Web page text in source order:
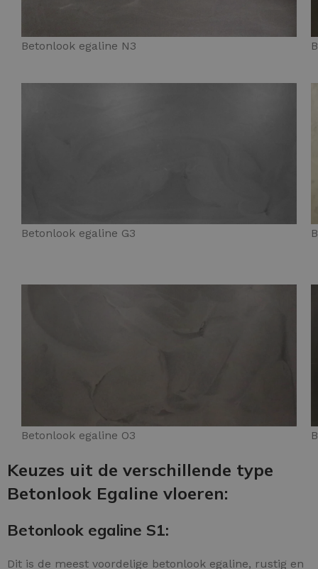
Betonlook egaline N3
Betonlook egaline G3
Betonlook egaline O3
Keuzes uit de verschillende type
Betonlook Egaline vloeren:
Betonlook egaline S1:
Dit is de meest voordelige betonlook egaline, rustig en